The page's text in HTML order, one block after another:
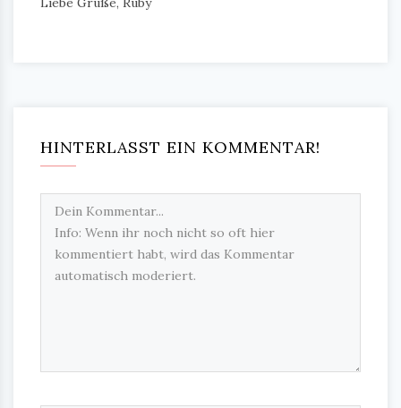
HINTERLASST EIN KOMMENTAR!